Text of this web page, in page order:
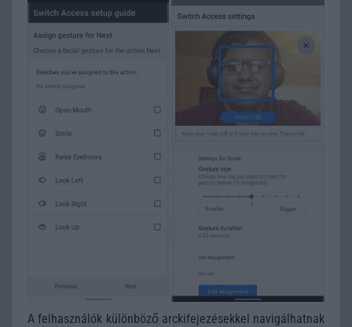
A felhasználók különböző arckifejezésekkel navigálhatnak